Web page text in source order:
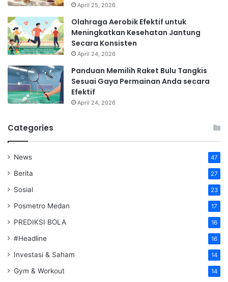
April 25, 2026
Olahraga Aerobik Efektif untuk
Meningkatkan Kesehatan Jantung
Secara Konsisten
April 24, 2026
Panduan Memilih Raket Bulu Tangkis
Sesuai Gaya Permainan Anda secara
Efektif
April 24, 2026
Categories
News 47
Berita 27
Sosial 23
Posmetro Medan 17
PREDIKSI BOLA 16
#Headline 16
Investasi & Saham 14
Gym & Workout 14